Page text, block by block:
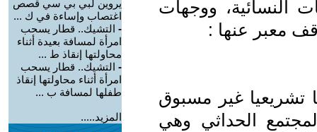
النسائية، ووجهات
معبر عنها :
تشريعيا غير مسبوق
الحداثي وهي
يروين لبي بي سي قصص
اغتصاب وإساءة في ك ...
- التشيك.. قطار يسحب
امرأة لمسافة بعيدة أثناء
محاولتها إنقاذ ط ...
- التشيك.. قطار يسحب
امرأة أثناء محاولتها إنقاذ
طفلها لمسافة ب ...
المزيد.....